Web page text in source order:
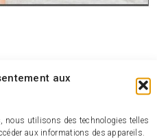
aux
nous utilisons des technologies telles
aux informations des appareils.